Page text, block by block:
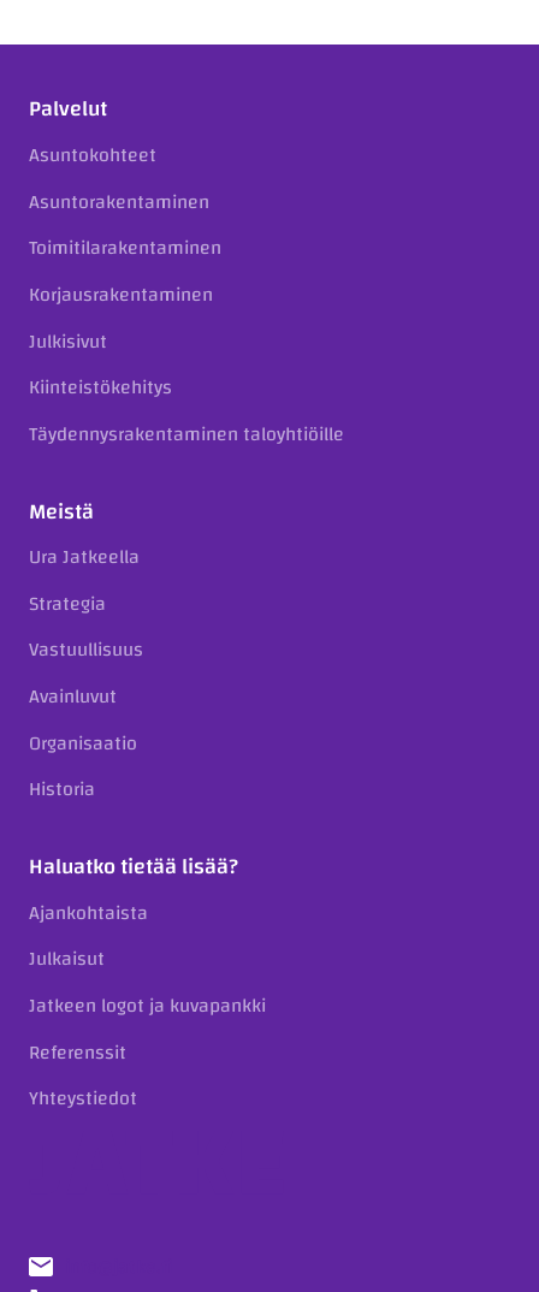
Palvelut
Asuntokohteet
Asuntorakentaminen
Toimitilarakentaminen
Korjausrakentaminen
Julkisivut
Kiinteistökehitys
Täydennysrakentaminen taloyhtiöille
Meistä
Ura Jatkeella
Strategia
Vastuullisuus
Avainluvut
Organisaatio
Historia
Haluatko tietää lisää?
Ajankohtaista
Julkaisut
Jatkeen logot ja kuvapankki
Referenssit
Yhteystiedot